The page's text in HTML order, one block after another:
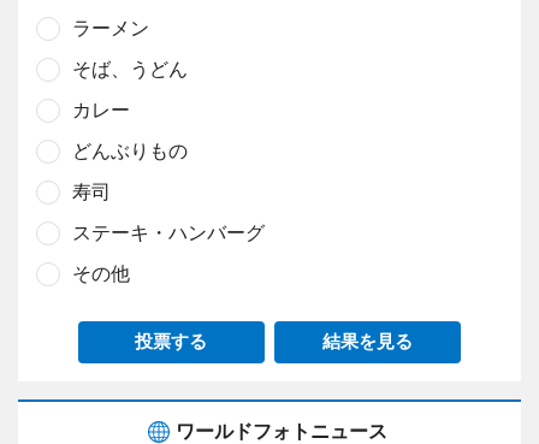
ラーメン
そば、うどん
カレー
どんぶりもの
寿司
ステーキ・ハンバーグ
その他
投票する 結果を見る
ワールドフォトニュース